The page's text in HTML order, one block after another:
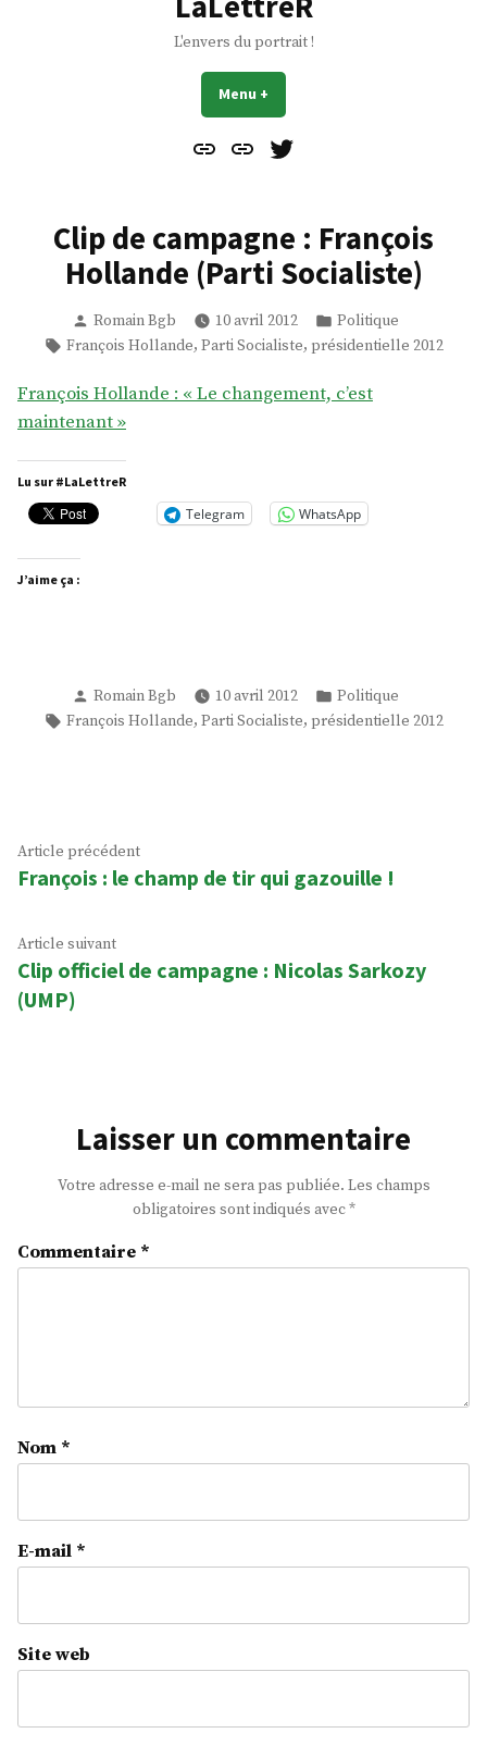
L'envers du portrait !
Menu +
Contact
À
Mes
Clip de campagne : François
Hollande (Parti Socialiste)
Publié
par
Romain Bgb 10 avril 2012
Publié
dans
Politique
Étiquettes :
François Hollande, Parti Socialiste, présidentielle 2012
François Hollande : « Le changement, c’est
maintenant »
Lu sur #LaLettreR
Telegram WhatsApp
J’aime ça :
Publié
par
Romain Bgb 10 avril 2012
Publié
dans
Politique
Étiquettes :
François Hollande, Parti Socialiste, présidentielle 2012
Navigation
de
Article précédentArticle
précédent :
François : le champ de tir qui gazouille !
Article suivantArticle
suivant
Clip officiel de campagne : Nicolas Sarkozy
(UMP)
Laisser un commentaire
Votre adresse e-mail ne sera pas publiée. Les champs
obligatoires sont indiqués avec*
Commentaire *
Nom *
E-mail *
Site web